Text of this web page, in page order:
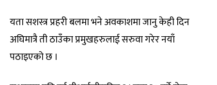
यता सशस्त्र प्रहरी बलमा भने अवकाशमा जानु केही दिन
अघिमात्रै ती ठाउँका प्रमुखहरुलाई सरुवा गरेर नयाँ
पठाइएको छ ।